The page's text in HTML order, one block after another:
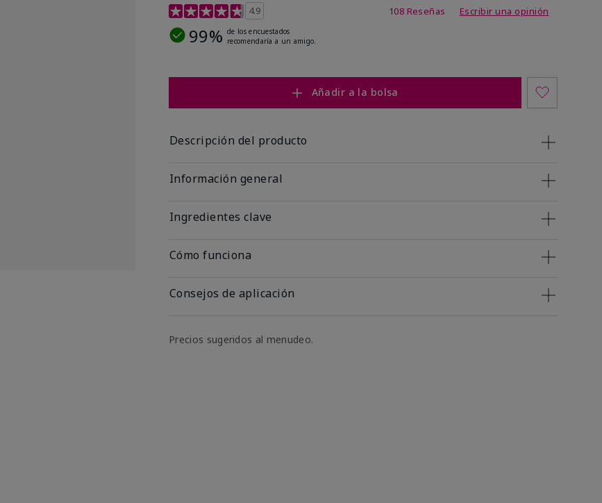
Calificación de clientes de 5 de 5
4.9 108 Reseñas Escribir una opinión
99% de los encuestados
recomendaría a un amigo.
Añadir a la bolsa
Descripción del producto
Información general
Ingredientes clave
Cómo funciona
Consejos de aplicación
Precios sugeridos al menudeo.